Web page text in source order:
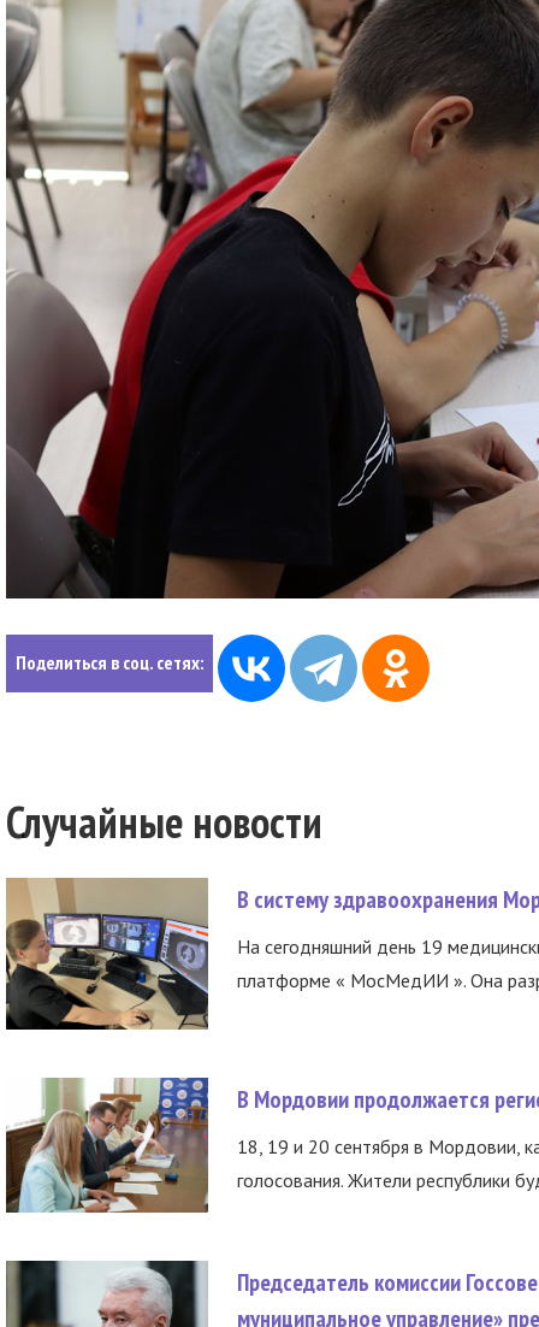
Поделиться в соц. сетях:
Случайные новости
В систему здравоохранения
На сегодняшний день 19
платформе « МосМедИИ ». Она
В Мордовии продолжается
18, 19 и 20 сентября в Мордовии,
голосования. Жители республики
Председатель комиссии
муниципальное управление»